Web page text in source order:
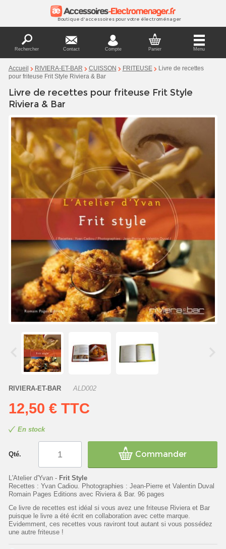
Boutique d'accessoires pour votre électroménager
Rechercher Contact Compte Panier Menu
Accueil RIVIERA-ET-BAR CUISSON FRITEUSE
Livre de recettes
pour friteuse Frit Style Riviera & Bar
Livre de recettes pour friteuse Frit Style
Riviera & Bar
RIVIERA-ET-BAR ALD002
12,50 € TTC
En stock
Qté. Commander
L'Atelier d'Yvan - Frit Style
Recettes : Yvan Cadiou. Photographies : Jean-Pierre et Valentin Duval
Romain Pages Editions avec Riviera & Bar. 96 pages
Ce livre de recettes est idéal si vous avez une friteuse Riviera et Bar
puisque le livre a été écrit en collaboration avec cette marque.
Evidemment, ces recettes vous raviront tout autant si vous possédez
une autre friteuse !